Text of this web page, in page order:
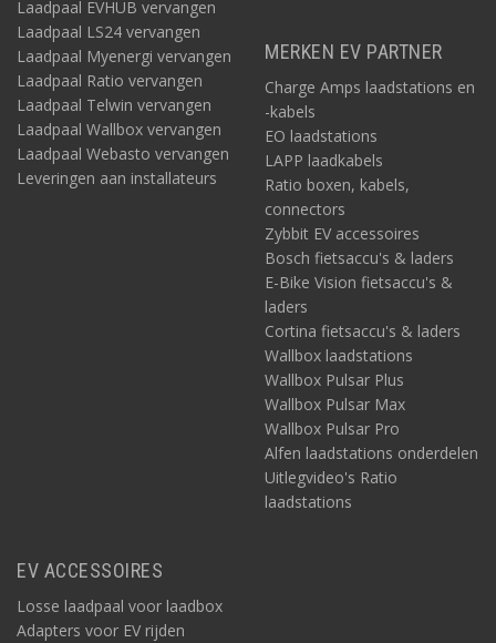
Laadpaal EVHUB vervangen
Laadpaal LS24 vervangen
Laadpaal Myenergi vervangen
Laadpaal Ratio vervangen
Laadpaal Telwin vervangen
Laadpaal Wallbox vervangen
Laadpaal Webasto vervangen
Leveringen aan installateurs
MERKEN EV PARTNER
Charge Amps laadstations en
-kabels
EO laadstations
LAPP laadkabels
Ratio boxen, kabels,
connectors
Zybbit EV accessoires
Bosch fietsaccu's & laders
E-Bike Vision fietsaccu's &
laders
Cortina fietsaccu's & laders
Wallbox laadstations
Wallbox Pulsar Plus
Wallbox Pulsar Max
Wallbox Pulsar Pro
Alfen laadstations onderdelen
Uitlegvideo's Ratio
laadstations
EV ACCESSOIRES
Losse laadpaal voor laadbox
Adapters voor EV rijden